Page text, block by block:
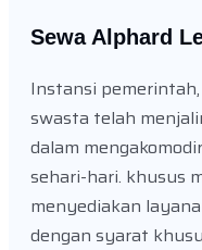
Sewa Alphard
Instansi
swasta telah
dalam
sehari-hari. khusus
menyediakan
dengan syarat